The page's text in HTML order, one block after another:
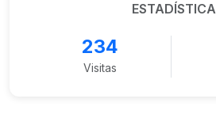
234
Visitas